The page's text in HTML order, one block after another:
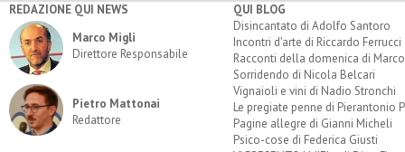
REDAZIONE QUI NEWS
Marco Migli
Direttore Responsabile
Pietro Mattonai
Redattore
QUI BLOG
Disincantato di Adolfo Santoro
Incontri d'arte di Riccardo Ferrucci
Racconti della domenica di
Sorridendo di Nicola Belcari
Vignaioli e vini di Nadio Stronchi
Le pregiate penne di Pierantonio
Pagine allegre di Gianni Micheli
Psico-cose di Federica Giusti